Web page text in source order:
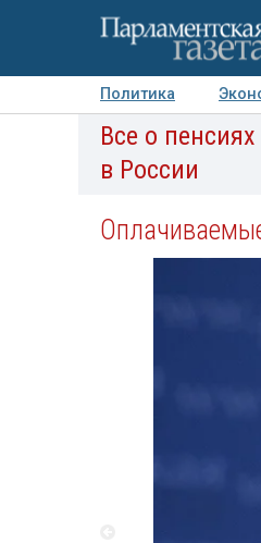
Политика
Авторы
Все о пенсиях
в России